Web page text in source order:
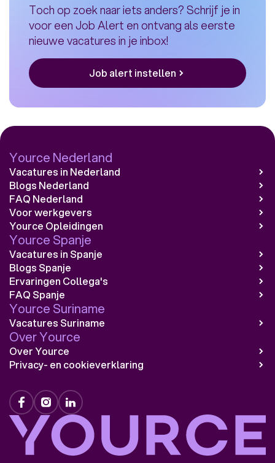
Toch op zoek naar iets anders? Schrijf je in
voor een Job Alert en ontvang als eerste
nieuwe vacatures in je inbox!
Job alert instellen
Yource Nederland
Vacatures in Nederland
Blogs Nederland
FAQ Nederland
Voor werkgevers
Yource Opleidingen
Yource Spanje
Vacatures in Spanje
Blogs Spanje
Ervaringen Collega's
FAQ Spanje
Yource Suriname
Vacatures Suriname
Over Yource
Over Yource
Privacy- en cookieverklaring